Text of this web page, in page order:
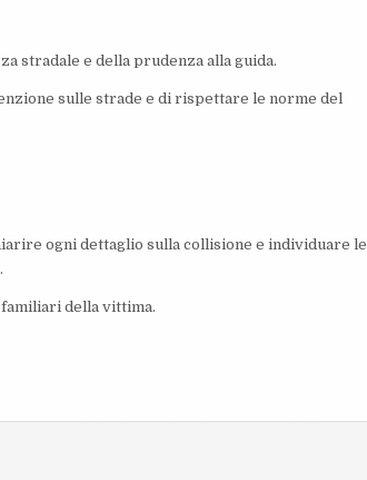
stradale e della prudenza alla guida.
sulle strade e di rispettare le norme del
ogni dettaglio sulla collisione e individuare le
della vittima.